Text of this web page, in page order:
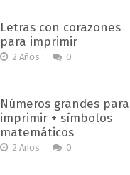
Letras con corazones
para imprimir
2 Años 0
Números grandes para
imprimir + símbolos
matemáticos
2 Años 0